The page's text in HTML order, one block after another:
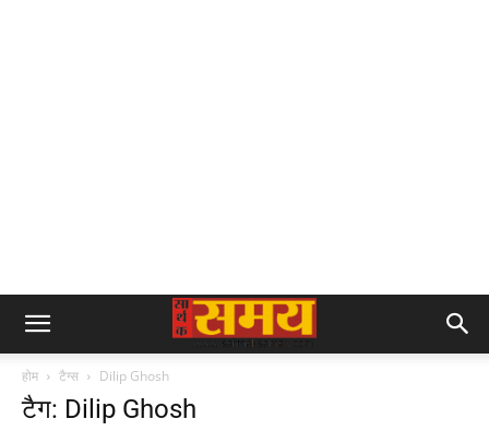
होम टैग्स Dilip Ghosh
टैग: Dilip Ghosh